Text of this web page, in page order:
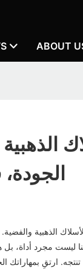
ABOUT
الذهبية
ليست مجرد أداة،